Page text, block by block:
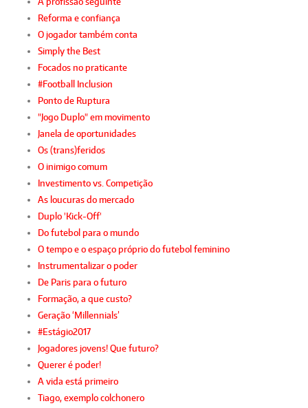
Reforma e confiança
O jogador também conta
Simply the Best
Focados no praticante
#Football Inclusion
Ponto de Ruptura
"Jogo Duplo" em movimento
Janela de oportunidades
Os (trans)feridos
O inimigo comum
Investimento vs. Competição
As loucuras do mercado
Duplo 'Kick-Off'
Do futebol para o mundo
O tempo e o espaço próprio do futebol feminino
Instrumentalizar o poder
De Paris para o futuro
Formação, a que custo?
Geração ‘Millennials’
#Estágio2017
Jogadores jovens! Que futuro?
Querer é poder!
A vida está primeiro
Tiago, exemplo colchonero